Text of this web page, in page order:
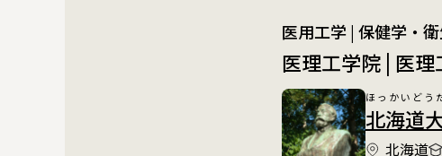
医用工学 | 保健学・
医理工学院 | 医
ほっかいどう
北海道
北海道